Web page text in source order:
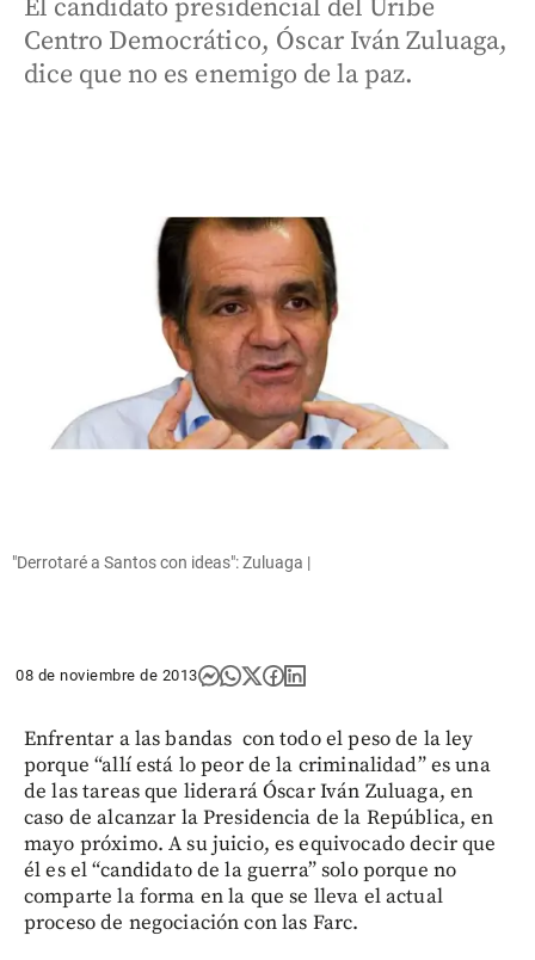
El candidato presidencial del Uribe
Centro Democrático, Óscar Iván Zuluaga,
dice que no es enemigo de la paz.
"Derrotaré a Santos con ideas": Zuluaga |
08 de noviembre de 2013
Enfrentar a las bandas con todo el peso de la ley
porque “allí está lo peor de la criminalidad” es una
de las tareas que liderará Óscar Iván Zuluaga, en
caso de alcanzar la Presidencia de la República, en
mayo próximo. A su juicio, es equivocado decir que
él es el “candidato de la guerra” solo porque no
comparte la forma en la que se lleva el actual
proceso de negociación con las Farc.